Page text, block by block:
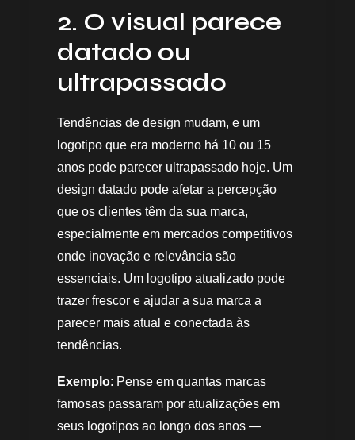
2. O visual parece
datado ou
ultrapassado
Tendências de design mudam, e um
logotipo que era moderno há 10 ou 15
anos pode parecer ultrapassado hoje. Um
design datado pode afetar a percepção
que os clientes têm da sua marca,
especialmente em mercados competitivos
onde inovação e relevância são
essenciais. Um logotipo atualizado pode
trazer frescor e ajudar a sua marca a
parecer mais atual e conectada às
tendências.
Exemplo: Pense em quantas marcas
famosas passaram por atualizações em
seus logotipos ao longo dos anos —